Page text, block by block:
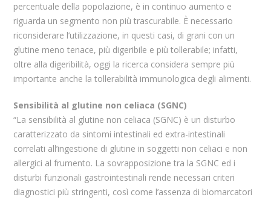
percentuale della popolazione, è in continuo aumento e
riguarda un segmento non più trascurabile. È necessario
riconsiderare l’utilizzazione, in questi casi, di grani con un
glutine meno tenace, più digeribile e più tollerabile; infatti,
oltre alla digeribilità, oggi la ricerca considera sempre più
importante anche la tollerabilità immunologica degli alimenti.
Sensibilità al glutine non celiaca (SGNC)
“La sensibilità al glutine non celiaca (SGNC) è un disturbo
caratterizzato da sintomi intestinali ed extra-intestinali
correlati all’ingestione di glutine in soggetti non celiaci e non
allergici al frumento. La sovrapposizione tra la SGNC ed i
disturbi funzionali gastrointestinali rende necessari criteri
diagnostici più stringenti, così come l’assenza di biomarcatori